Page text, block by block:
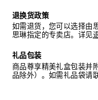
退换货政策
如需退货，您可以选择由
思琳指定的专卖店。详见
礼品包装
商品尊享精美礼盒包装并
品除外）。如需礼品袋请